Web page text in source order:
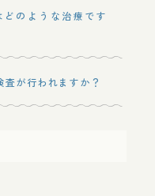
のような治療です
が行われますか？